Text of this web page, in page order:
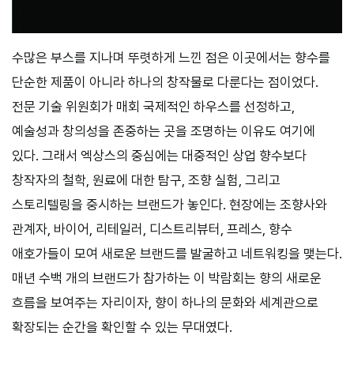
수많은 부스를 지나며 뚜렷하게 느낀 점은 이곳에서는 향수를
단순한 제품이 아니라 하나의 창작물로 다룬다는 점이었다.
전문 기술 위원회가 매회 국제적인 하우스를 선정하고,
예술성과 창의성을 존중하는 곳을 조명하는 이유도 여기에
있다. 그래서 엑상스의 중심에는 대중적인 상업 향수보다
창작자의 철학, 원료에 대한 탐구, 조향 실험, 그리고
스토리텔링을 중시하는 브랜드가 놓인다. 현장에는 조향사와
관계자, 바이어, 리테일러, 디스트리뷰터, 프레스, 향수
애호가들이 모여 새로운 브랜드를 발굴하고 네트워킹을 맺는다.
매년 수백 개의 브랜드가 참가하는 이 박람회는 향의 새로운
흐름을 보여주는 자리이자, 향이 하나의 문화와 세계관으로
확장되는 순간을 확인할 수 있는 무대였다.